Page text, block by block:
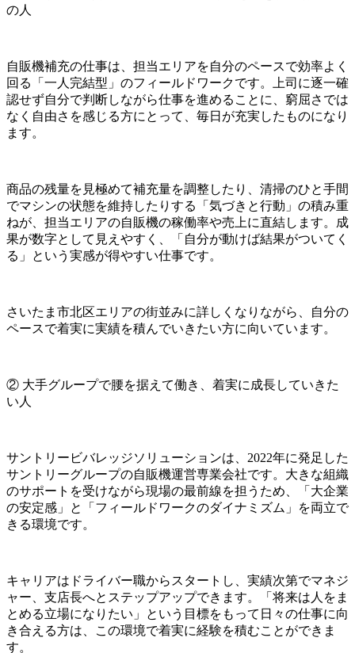
の人
自販機補充の仕事は、担当エリアを自分のペースで効率よく
回る「一人完結型」のフィールドワークです。上司に逐一確
認せず自分で判断しながら仕事を進めることに、窮屈さでは
なく自由さを感じる方にとって、毎日が充実したものになり
ます。
商品の残量を見極めて補充量を調整したり、清掃のひと手間
でマシンの状態を維持したりする「気づきと行動」の積み重
ねが、担当エリアの自販機の稼働率や売上に直結します。成
果が数字として見えやすく、「自分が動けば結果がついてく
る」という実感が得やすい仕事です。
さいたま市北区エリアの街並みに詳しくなりながら、自分の
ペースで着実に実績を積んでいきたい方に向いています。
② 大手グループで腰を据えて働き、着実に成長していきた
い人
サントリービバレッジソリューションは、2022年に発足した
サントリーグループの自販機運営専業会社です。大きな組織
のサポートを受けながら現場の最前線を担うため、「大企業
の安定感」と「フィールドワークのダイナミズム」を両立で
きる環境です。
キャリアはドライバー職からスタートし、実績次第でマネジ
ャー、支店長へとステップアップできます。「将来は人をま
とめる立場になりたい」という目標をもって日々の仕事に向
き合える方は、この環境で着実に経験を積むことができま
す。